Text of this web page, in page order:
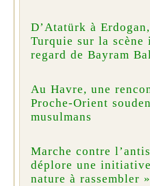
D’Atatürk à
Turquie sur la scène
regard de Bayram
Au Havre, une
Proche-Orient
musulmans
Marche contre
déplore une
nature à rassembler »